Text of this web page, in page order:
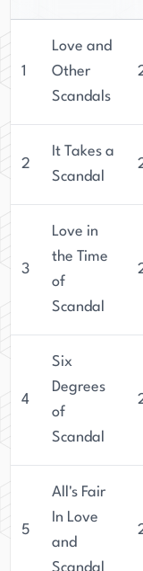
1
Love and
Other
Scandals
2
It Takes a
Scandal
3
Love in
the Time
of
Scandal
4
Six
Degrees
of
Scandal
5
All's Fair
In Love
and
Scandal